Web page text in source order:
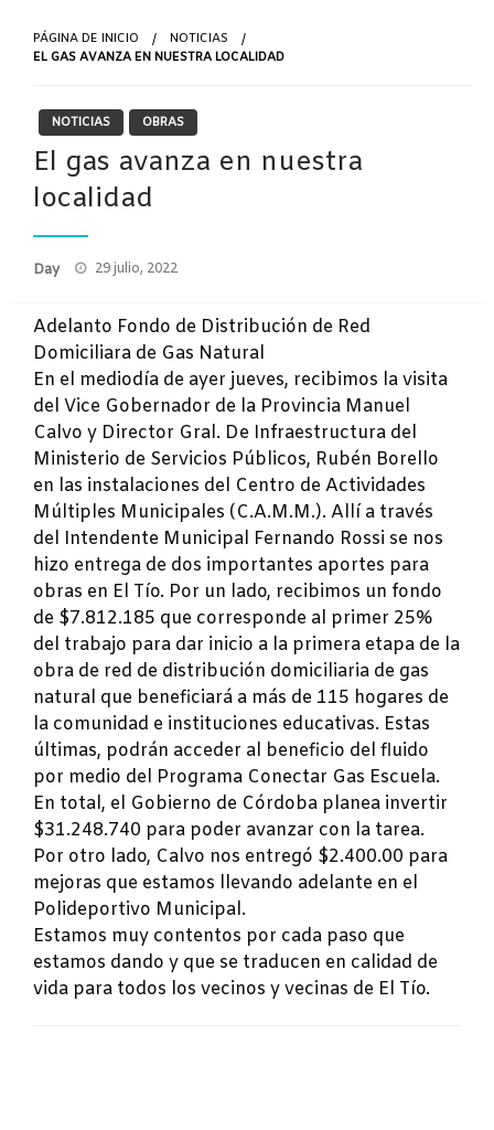
PÁGINA DE INICIO
NOTICIAS
EL GAS AVANZA EN NUESTRA LOCALIDAD
NOTICIAS OBRAS
El gas avanza en nuestra
localidad
Day
Publicado
29 julio, 2022
Adelanto Fondo de Distribución de Red
Domiciliara de Gas Natural
En el mediodía de ayer jueves, recibimos la visita
del Vice Gobernador de la Provincia Manuel
Calvo y Director Gral. De Infraestructura del
Ministerio de Servicios Públicos, Rubén Borello
en las instalaciones del Centro de Actividades
Múltiples Municipales (C.A.M.M.). Allí a través
del Intendente Municipal Fernando Rossi se nos
hizo entrega de dos importantes aportes para
obras en El Tío. Por un lado, recibimos un fondo
de $7.812.185 que corresponde al primer 25%
del trabajo para dar inicio a la primera etapa de la
obra de red de distribución domiciliaria de gas
natural que beneficiará a más de 115 hogares de
la comunidad e instituciones educativas. Estas
últimas, podrán acceder al beneficio del fluido
por medio del Programa Conectar Gas Escuela.
En total, el Gobierno de Córdoba planea invertir
$31.248.740 para poder avanzar con la tarea.
Por otro lado, Calvo nos entregó $2.400.00 para
mejoras que estamos llevando adelante en el
Polideportivo Municipal.
Estamos muy contentos por cada paso que
estamos dando y que se traducen en calidad de
vida para todos los vecinos y vecinas de El Tío.